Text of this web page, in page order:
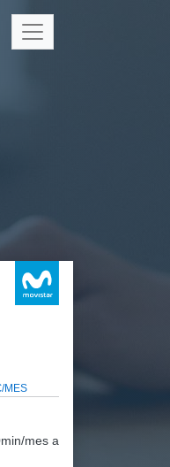
MES
mes a